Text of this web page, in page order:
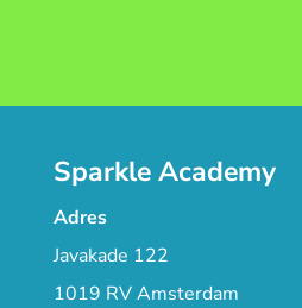
Sparkle Academy
Adres
Javakade 122
1019 RV Amsterdam